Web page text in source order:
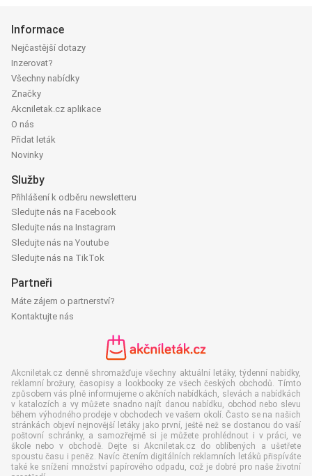
Informace
Nejčastější dotazy
Inzerovat?
Všechny nabídky
Značky
Akcniletak.cz aplikace
O nás
Přidat leták
Novinky
Služby
Přihlášení k odběru newsletteru
Sledujte nás na Facebook
Sledujte nás na Instagram
Sledujte nás na Youtube
Sledujte nás na TikTok
Partneři
Máte zájem o partnerství?
Kontaktujte nás
Akcniletak.cz denně shromažďuje všechny aktuální letáky, týdenní nabídky,
reklamní brožury, časopisy a lookbooky ze všech českých obchodů. Tímto
způsobem vás plně informujeme o akčních nabídkách, slevách a nabídkách
v katalozích a vy můžete snadno najít danou nabídku, obchod nebo slevu
během výhodného prodeje v obchodech ve vašem okolí. Často se na našich
stránkách objeví nejnovější letáky jako první, ještě než se dostanou do vaší
poštovní schránky, a samozřejmě si je můžete prohlédnout i v práci, ve
škole nebo v obchodě. Dejte si Akcniletak.cz do oblíbených a ušetřete
spoustu času i peněz. Navíc čtením digitálních reklamních letáků přispíváte
také ke snížení množství papírového odpadu, což je dobré pro naše životní